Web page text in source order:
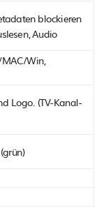
blockieren
Audio
MAC/Win,
Logo. (TV-Kanal-